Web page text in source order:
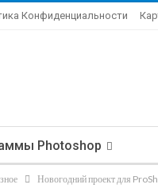
Конфиденциальности
Photoshop
Новогодний проект для